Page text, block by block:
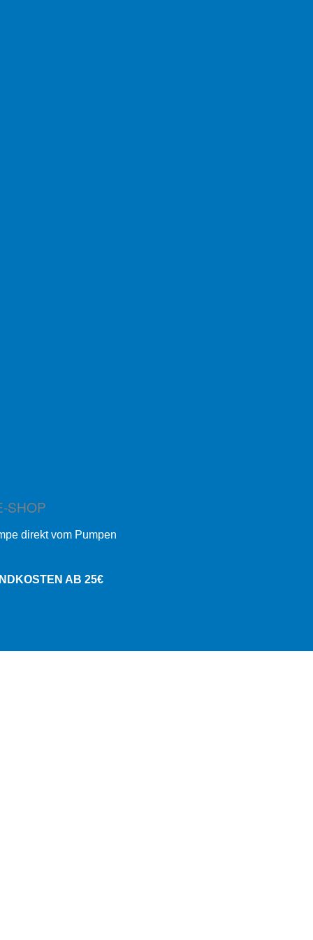
SHOP
direkt vom Pumpen
AB 25€